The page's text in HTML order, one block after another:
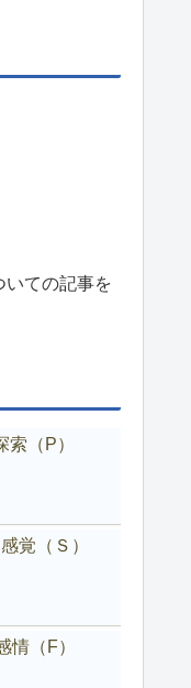
いての記事を
（P）
覚（Ｓ）
情（F）